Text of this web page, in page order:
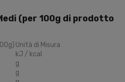
(per 100g di prodotto
Unità di Misura
kJ / kcal
g
g